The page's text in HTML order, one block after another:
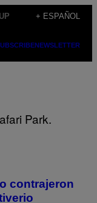
+ ESPAÑOL
NEWSLETTER
contrajeron